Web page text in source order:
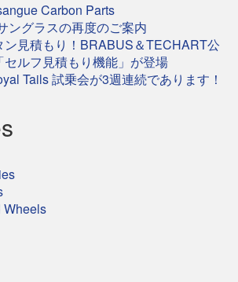
Carbon Parts
ングラスの再度のご案内
ン見積もり！BRABUS＆TECHART公
セルフ見積もり機能」が登場
Tails 試乗会が3週連続であります！
Wheels